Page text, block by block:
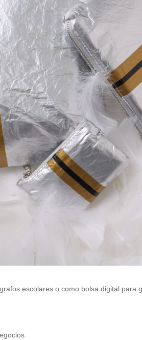
escolares o como bolsa digital para